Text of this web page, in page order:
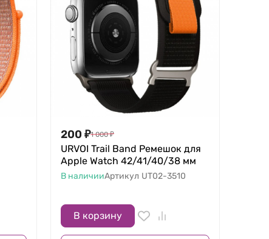
200 ₽1 000 ₽
URVOI Trail Band Ремешок для
Apple Watch 42/41/40/38 мм
В наличииАртикул UT02-3510
В корзину